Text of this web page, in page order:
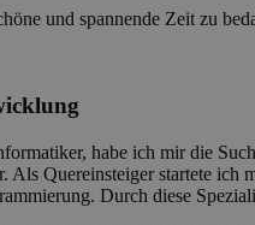
und spannende Zeit zu
habe ich mir die
Quereinsteiger startete ich
Durch diese